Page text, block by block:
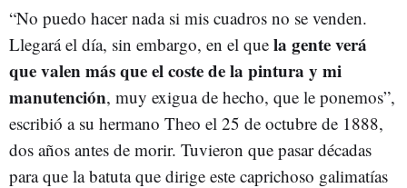
“No puedo hacer nada si mis cuadros no se venden.
Llegará el día, sin embargo, en el que la gente verá
que valen más que el coste de la pintura y mi
manutención, muy exigua de hecho, que le ponemos”,
escribió a su hermano Theo el 25 de octubre de 1888,
dos años antes de morir. Tuvieron que pasar décadas
para que la batuta que dirige este caprichoso galimatías